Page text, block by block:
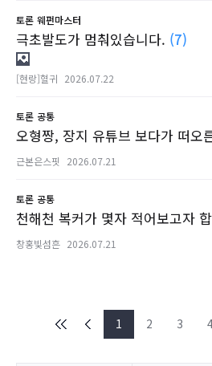
토론 웨펀마스터
극초발도가 멈춰있습니다. (7)
[현랑]혈귀 2026.07.22
토론 공통
오형짱, 장지 유튜브 보다가 떠오
근본은스핏 2026.07.21
토론 공통
천해천 복커가 몇자 적어보고자
창홍빛섬흔 2026.07.21
1 2 3